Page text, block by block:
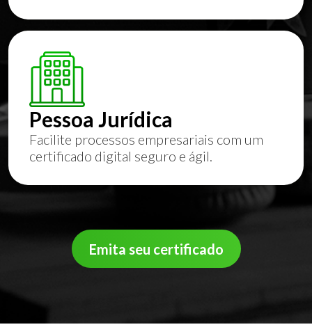
Pessoa Jurídica
Facilite processos empresariais com um
certificado digital seguro e ágil.
Emita seu certificado